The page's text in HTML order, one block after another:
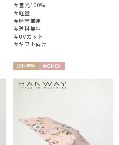
＃遮光100%
＃軽量
＃晴雨兼用
＃送料無料
＃UVカット
＃ギフト向け
料
N